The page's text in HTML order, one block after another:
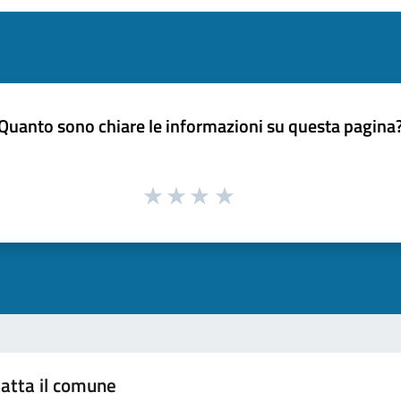
sono chiare le informazioni su questa
il comune